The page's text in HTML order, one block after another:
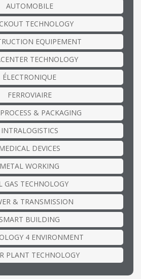
AUTOMOBILE
TECHNOLOGY
EQUIPEMENT
TECHNOLOGY
ÉLECTRONIQUE
FERROVIAIRE
& PACKAGING
INTRALOGISTICS
DEVICES
METAL WORKING
GAS TECHNOLOGY
& TRANSMISSION
SMART BUILDING
4 ENVIRONMENT
PLANT TECHNOLOGY